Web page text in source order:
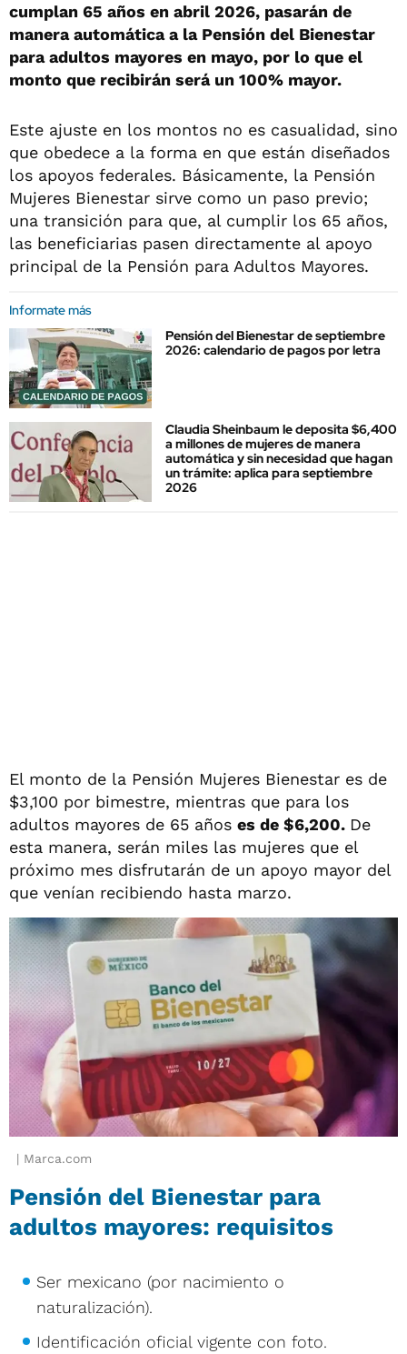
cumplan 65 años en abril 2026, pasarán de
manera automática a la Pensión del Bienestar
para adultos mayores en mayo, por lo que el
monto que recibirán será un 100% mayor.
Este ajuste en los montos no es casualidad, sino
que obedece a la forma en que están diseñados
los apoyos federales. Básicamente, la Pensión
Mujeres Bienestar sirve como un paso previo;
una transición para que, al cumplir los 65 años,
las beneficiarias pasen directamente al apoyo
principal de la Pensión para Adultos Mayores.
Informate más
Pensión del Bienestar de septiembre
2026: calendario de pagos por letra
Claudia Sheinbaum le deposita $6,400
a millones de mujeres de manera
automática y sin necesidad que hagan
un trámite: aplica para septiembre
2026
El monto de la Pensión Mujeres Bienestar es de
$3,100 por bimestre, mientras que para los
adultos mayores de 65 años es de $6,200. De
esta manera, serán miles las mujeres que el
próximo mes disfrutarán de un apoyo mayor del
que venían recibiendo hasta marzo.
Marca.com
Pensión del Bienestar para
adultos mayores: requisitos
Ser mexicano (por nacimiento o
naturalización).
Identificación oficial vigente con foto.